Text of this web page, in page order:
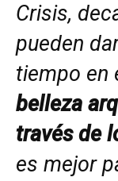
Crisis,
pueden
tiempo en
belleza
través de
es mejor